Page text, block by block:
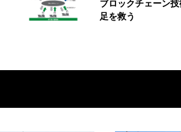
ブロックチェーン
足を救う